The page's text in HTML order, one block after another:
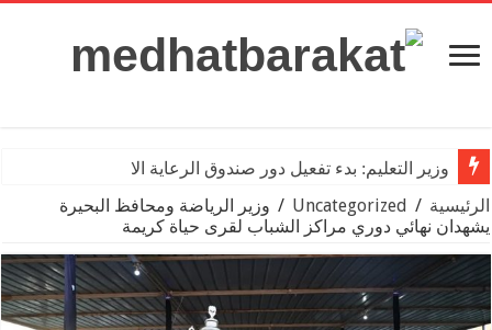
وزير التعليم: بدء تفعيل دور صندوق الرعاية الاجتماعية ل
الرئيسية /
Uncategorized
/ وزير الرياضة ومحافظ البحيرة
يشهدان نهائي دوري مراكز الشباب لقرى حياة كريمة